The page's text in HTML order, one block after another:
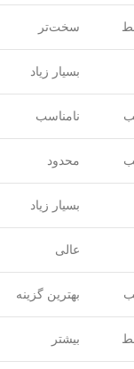
سخت‌تر
بسیار زیاد
نامناسب
محدود
بسیار زیاد
عالی
بهترین گزینه
بیشتر